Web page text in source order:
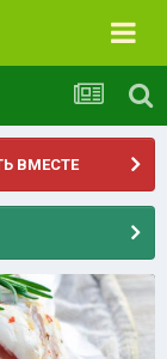
ВМЕСТЕ